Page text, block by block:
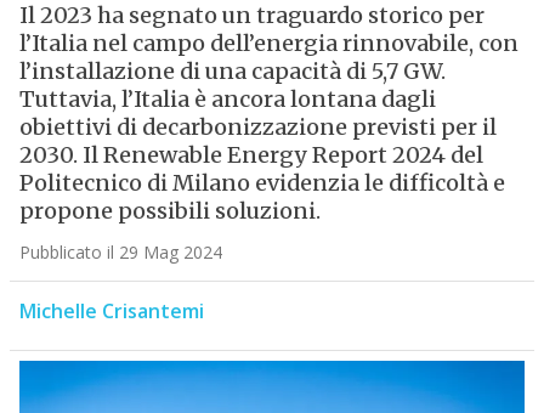
Il 2023 ha segnato un traguardo storico per
l’Italia nel campo dell’energia rinnovabile, con
l’installazione di una capacità di 5,7 GW.
Tuttavia, l’Italia è ancora lontana dagli
obiettivi di decarbonizzazione previsti per il
2030. Il Renewable Energy Report 2024 del
Politecnico di Milano evidenzia le difficoltà e
propone possibili soluzioni.
Pubblicato il 29 Mag 2024
Michelle Crisantemi